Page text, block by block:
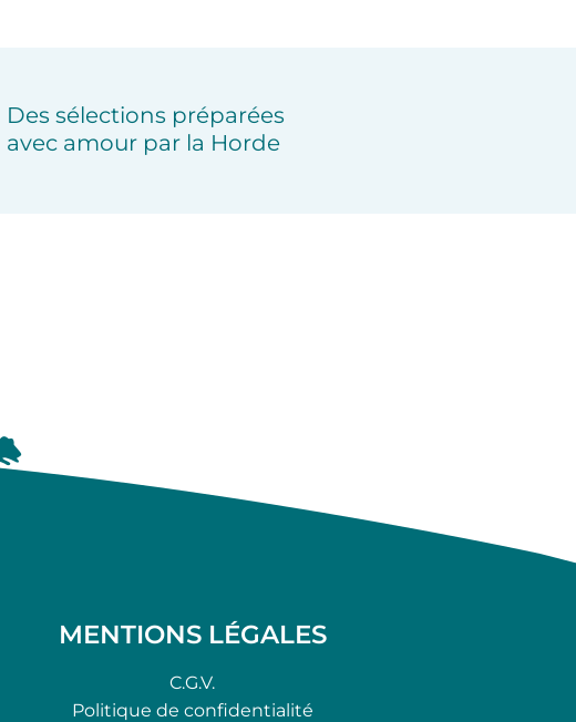
Des sélections préparées
avec amour par la Horde
MENTIONS LÉGALES
C.G.V.
Politique de confidentialité